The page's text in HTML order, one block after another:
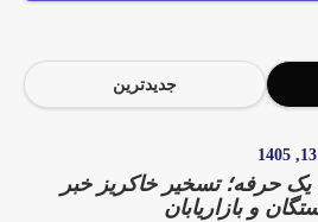
جدیدترین
حرفه؛ تسخیر خاکریز خبر
و بازاریابان